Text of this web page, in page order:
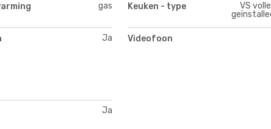
gas Keuken - type
VS
Ja Videofoon
Ja